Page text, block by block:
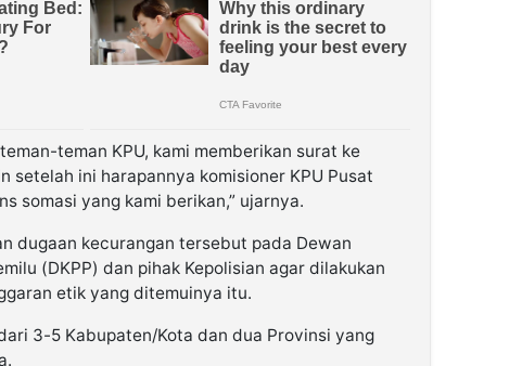
teman KPU, kami memberikan surat ke
setelah ini harapannya komisioner KPU Pusat
somasi yang kami berikan,” ujarnya.
dugaan kecurangan tersebut pada Dewan
(DKPP) dan pihak Kepolisian agar dilakukan
etik yang ditemuinya itu.
3-5 Kabupaten/Kota dan dua Provinsi yang